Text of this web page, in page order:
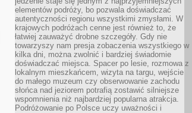
elementów podróży, bo pozwala doświadczać
autentyczności regionu wszystkimi zmysłami. W
krajowych podróżach cenne jest również to, że
łatwiej zauważyć drobne szczegóły. Gdy nie
towarzyszy nam presja zobaczenia wszystkiego w
kilka dni, można zwolnić i bardziej świadomie
doświadczać miejsca. Spacer po lesie, rozmowa z
lokalnym mieszkańcem, wizyta na targu, wejście
do małego muzeum czy obserwowanie zachodu
słońca nad jeziorem potrafią zostawić silniejsze
wspomnienia niż najbardziej popularna atrakcja.
Podróżowanie po Polsce uczy uważności i